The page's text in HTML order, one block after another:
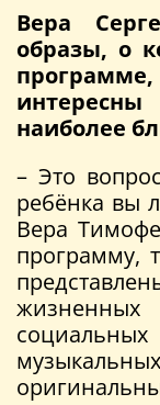
Вера
образы, о
наиболее
– Это
ребёнка вы
Вера
программу,